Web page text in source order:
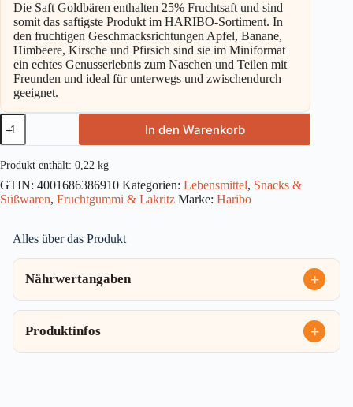
Die Saft Goldbären enthalten 25% Fruchtsaft und sind
somit das saftigste Produkt im HARIBO-Sortiment. In
den fruchtigen Geschmacksrichtungen Apfel, Banane,
Himbeere, Kirsche und Pfirsich sind sie im Miniformat
ein echtes Genusserlebnis zum Naschen und Teilen mit
Freunden und ideal für unterwegs und zwischendurch
geeignet.
Haribo
Saft
Goldbären
Mini
Einzelportionen
220g
Menge
In den Warenkorb
Produkt enthält: 0,22 kg
GTIN: 4001686386910 Kategorien: Lebensmittel, Snacks &
Süßwaren, Fruchtgummi & Lakritz Marke: Haribo
Alles über das Produkt
Nährwertangaben
Produktinfos